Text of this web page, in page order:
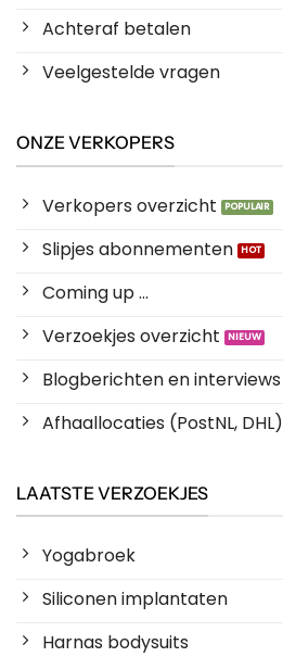
Achteraf betalen
Veelgestelde vragen
ONZE VERKOPERS
Verkopers overzicht
Slipjes abonnementen
Coming up ...
Verzoekjes overzicht
Blogberichten en interviews
Afhaallocaties (PostNL, DHL)
LAATSTE VERZOEKJES
Yogabroek
Siliconen implantaten
Harnas bodysuits